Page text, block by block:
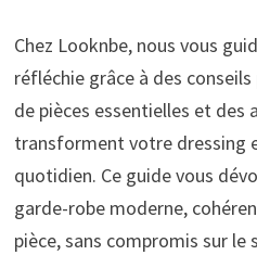
Chez Looknbe, nous vous
réfléchie grâce à des
de pièces essentielles et des
transforment votre dressing
quotidien. Ce guide vous
garde-robe moderne,
pièce, sans compromis sur le